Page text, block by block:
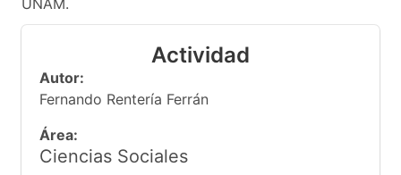
UNAM.
Actividad
Autor:
Fernando Rentería Ferrán
Área:
Ciencias Sociales